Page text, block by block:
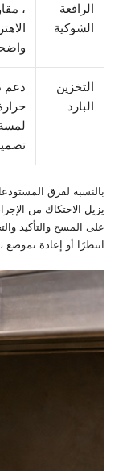
الرافعة
الشوكية
،
التخزين
البارد
دعم
بالنسبة لفرق
يزيل الاحتكاك من
على المسح والتأكيد
انتظرًا أو إعادة تموضع